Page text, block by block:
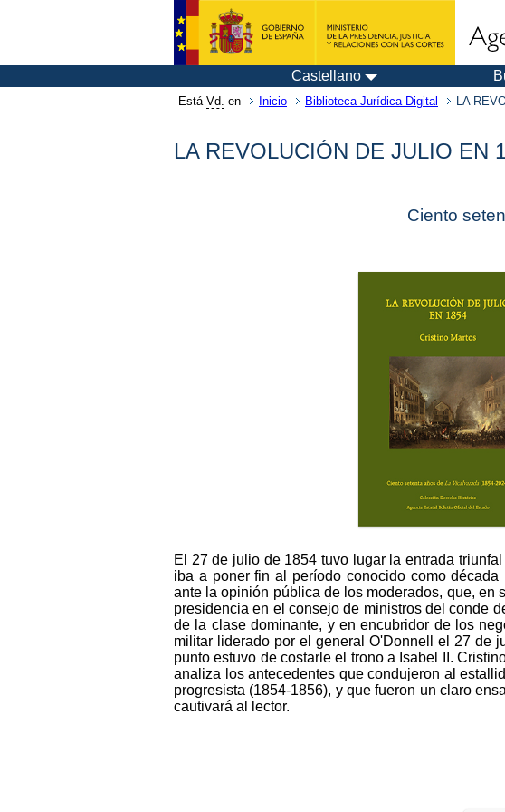
Castellano
Está Vd. en Inicio Biblioteca Jurídica Digital LA
LA REVOLUCIÓN DE JULIO EN
Ciento
El 27 de julio de 1854 tuvo lugar la entrada
iba a poner fin al período conocido como
ante la opinión pública de los moderados, que, en
presidencia en el consejo de ministros del conde
de la clase dominante, y en encubridor de los
militar liderado por el general O'Donnell el 27 de
punto estuvo de costarle el trono a Isabel II.
analiza los antecedentes que condujeron al
progresista (1854-1856), y que fueron un claro
cautivará al lector.